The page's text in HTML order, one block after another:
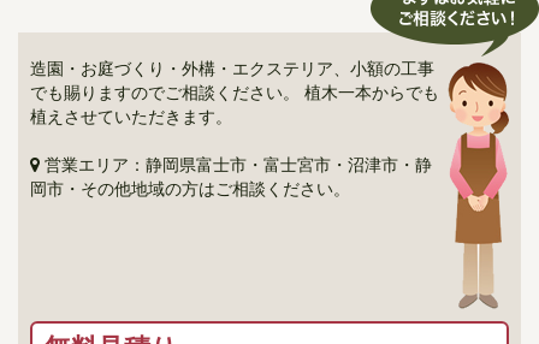
造園・お庭づくり・外構・エクステリア、小額の工事
でも賜りますのでご相談ください。 植木一本からでも
植えさせていただきます。
営業エリア：静岡県富士市・富士宮市・沼津市・静
岡市・その他地域の方はご相談ください。